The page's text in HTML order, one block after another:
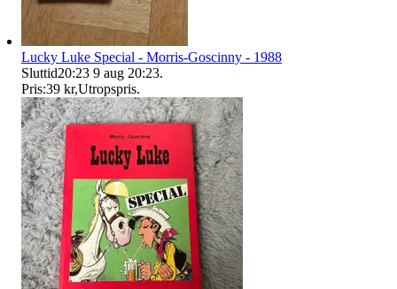
Lucky Luke Special - Morris-Goscinny - 1988
Sluttid20:23 9 aug 20:23.
Pris:39 kr,Utropspris.